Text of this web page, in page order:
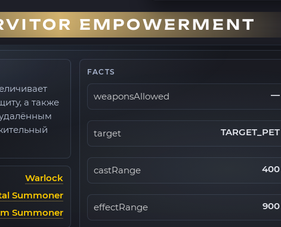
EMPOWERMENT
а также
Warlock
Summoner
Summoner
FACTS
weaponsAllowed —
target TARGET_PET
castRange 400
effectRange 900